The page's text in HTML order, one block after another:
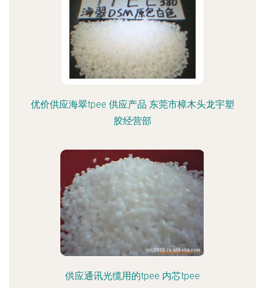
优价供应海翠tpee 供应产品 东莞市樟木头龙宇塑
胶经营部
供应通讯光缆用的tpee 内芯tpee